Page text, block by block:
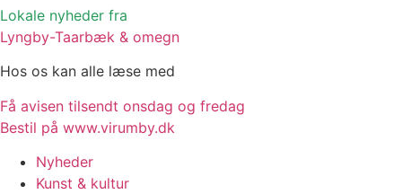
Lokale nyheder fra
Lyngby-Taarbæk & omegn
Hos os kan alle læse med
Få avisen tilsendt onsdag og fredag
Bestil på www.virumby.dk
Nyheder
Kunst & kultur